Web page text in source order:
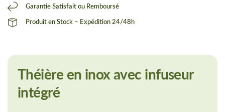
Garantie Satisfait ou Remboursé
Produit en Stock – Expédition 24/48h
Théière en inox avec infuseur
intégré